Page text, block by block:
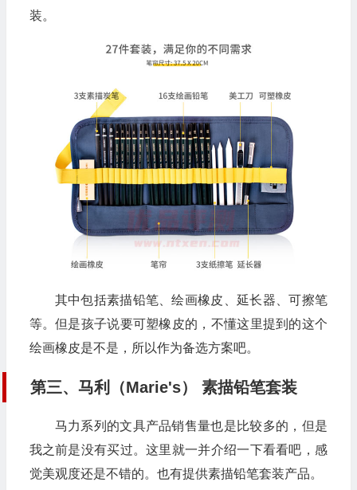
装。
其中包括素描铅笔、绘画橡皮、延长器、可擦笔
等。但是孩子说要可塑橡皮的，不懂这里提到的这个
绘画橡皮是不是，所以作为备选方案吧。
第三、马利（Marie's） 素描铅笔套装
马力系列的文具产品销售量也是比较多的，但是
我之前是没有买过。这里就一并介绍一下看看吧，感
觉美观度还是不错的。也有提供素描铅笔套装产品。